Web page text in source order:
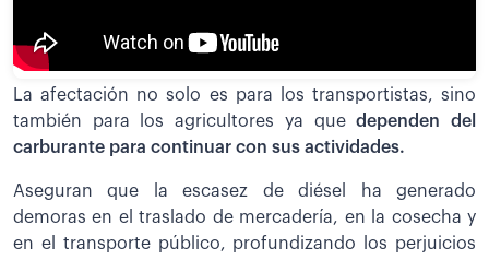
La afectación no solo es para los transportistas, sino
también para los agricultores ya quedependen del
carburante para continuar con sus actividades.
Aseguran que la escasez de diésel ha generado
demoras en el traslado de mercadería, en la cosecha y
en el transporte público, profundizando los perjuicios